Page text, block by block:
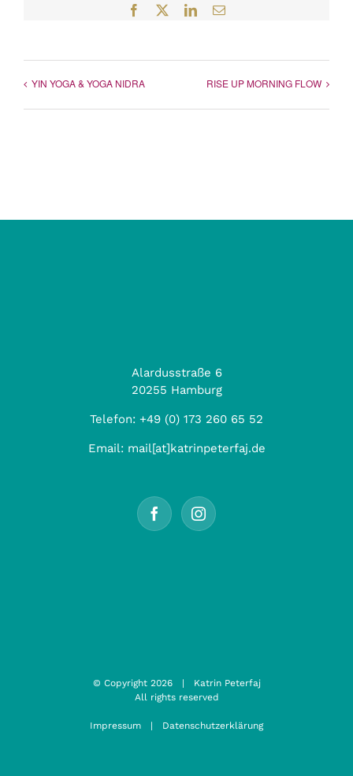
Facebook
TwitterLinkedIn
E-
YIN YOGA & YOGA NIDRA RISE UP MORNING FLOW
Alardusstraße 6
20255 Hamburg
Telefon: +49 (0) 173 260 65 52
Email: mail[at]katrinpeterfaj.de
© Copyright 2026 | Katrin Peterfaj
All rights reserved
Impressum | Datenschutzerklärung